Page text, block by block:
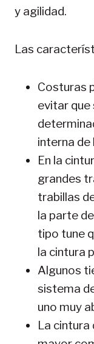
y agilidad.
Las
Costuras
evitar que
interna de
En la
grandes
trabillas
la parte
tipo tune
la cintura
Algunos
sistema
uno muy
La cintura